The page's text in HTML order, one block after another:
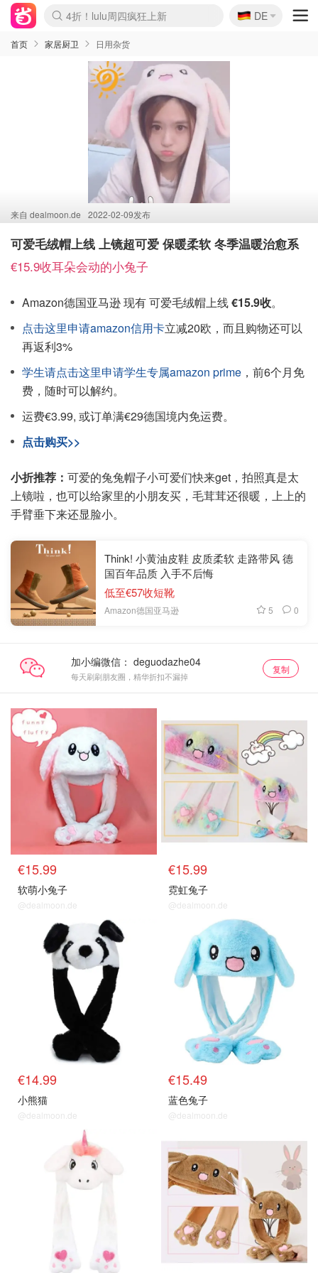
Boticinal 夏促开抢！
4折！lulu周四疯狂上新
还没结束！&OtherStories大促
Joybuy变相75折 随时失效
速领！Stanley独家85折
疑似霸哥！Camper额外叠85折
Zalando 奥莱闪促！每日更新
Moncler反季囤！5折起+叠9折
Coach Brooklyn仅€192
🇩🇪
DE
首页 家居厨卫 日用杂货
来自 dealmoon.de 2022-02-09发布
可爱毛绒帽上线 上镜超可爱 保暖柔软 冬季温暖治愈系
€15.9收耳朵会动的小兔子
Amazon德国亚马逊 现有 可爱毛绒帽上线€15.9收。
点击这里申请amazon信用卡立减20欧，而且购物还可以
再返利3%
学生请点击这里申请学生专属amazon prime ，前6个月免
费，随时可以解约。
运费€3.99, 或订单满€29德国境内免运费。
点击购买>>
小折推荐： 可爱的兔兔帽子小可爱们快来get，拍照真是太
上镜啦，也可以给家里的小朋友买，毛茸茸还很暖，上上的
手臂垂下来还显脸小。
Think! 小黄油皮鞋 皮质柔软 走路带风 德
国百年品质 入手不后悔
低至€57收短靴
Amazon德国亚马逊 5 0
加小编微信：
每天刷刷朋友圈，精华折扣不漏掉
复制
€15.99
软萌小兔子
@dealmoon.de
€15.99
霓虹兔子
@dealmoon.de
€14.99
小熊猫
@dealmoon.de
€15.49
蓝色兔子
@dealmoon.de